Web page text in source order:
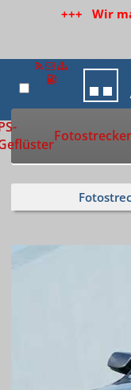
+++ Wir